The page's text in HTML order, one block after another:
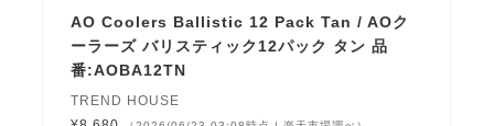
AO Coolers Ballistic 12 Pack Tan / AOク
ーラーズ バリスティック12パック タン 品
番:AOBA12TN
TREND HOUSE